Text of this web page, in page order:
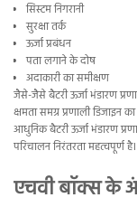
सिस्टम निगरानी
सुरक्षा तर्क
ऊर्जा प्रबंधन
पता लगाने के दोष
अदाकारी का समीक्षण
जैसे-जैसे बैटरी ऊर्जा भंडारण
क्षमता समग्र प्रणाली डिजाइन
आधुनिक बैटरी ऊर्जा भंडारण
परिचालन निरंतरता महत्वपूर्ण है।
एचवी बॉक्स के